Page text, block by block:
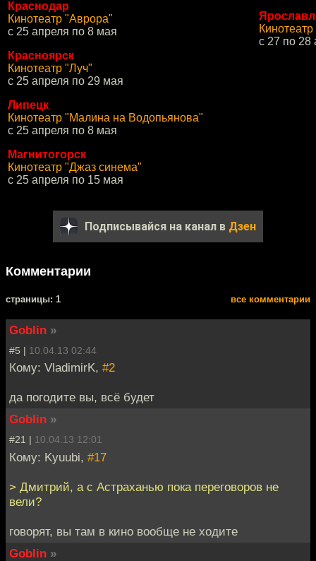
Краснодар
Кинотеатр "Аврора"
с 25 апреля по 8 мая
Красноярск
Кинотеатр "Луч"
с 25 апреля по 29 мая
Липецк
Кинотеатр "Малина на Водопьянова"
с 25 апреля по 8 мая
Магнитогорск
Кинотеатр "Джаз синема"
с 25 апреля по 15 мая
с 27 по 28
Подписывайся на канал в Дзен
Комментарии
cтраницы: 1 все комментарии
Goblin »
#5 | 10.04.13 02:44
Кому: VladimirK, #2
да погодите вы, всё будет
Goblin »
#21 | 10.04.13 12:01
Кому: Kyuubi, #17
> Дмитрий, а с Астраханью пока переговоров не
вели?
говорят, вы там в кино вообще не ходите
Goblin »